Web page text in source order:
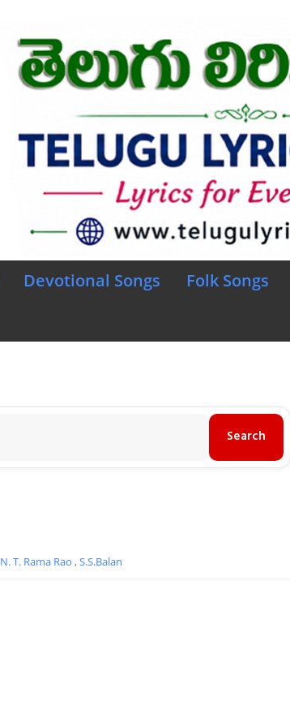
Devotional Songs Folk Songs
N. T. Rama Rao ,S.S.Balan